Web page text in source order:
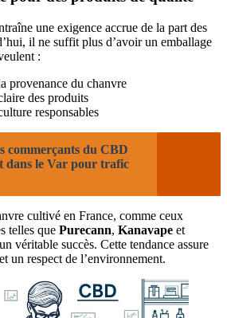
une exigence accrue de la part des
il ne suffit plus d’avoir un emballage
:
provenance du chanvre
des produits
responsables
commerçants du CBD
dans le Var pour trafic
cultivé en France, comme ceux
telles que Purecann, Kanavape et
véritable succès. Cette tendance assure
un respect de l’environnement.